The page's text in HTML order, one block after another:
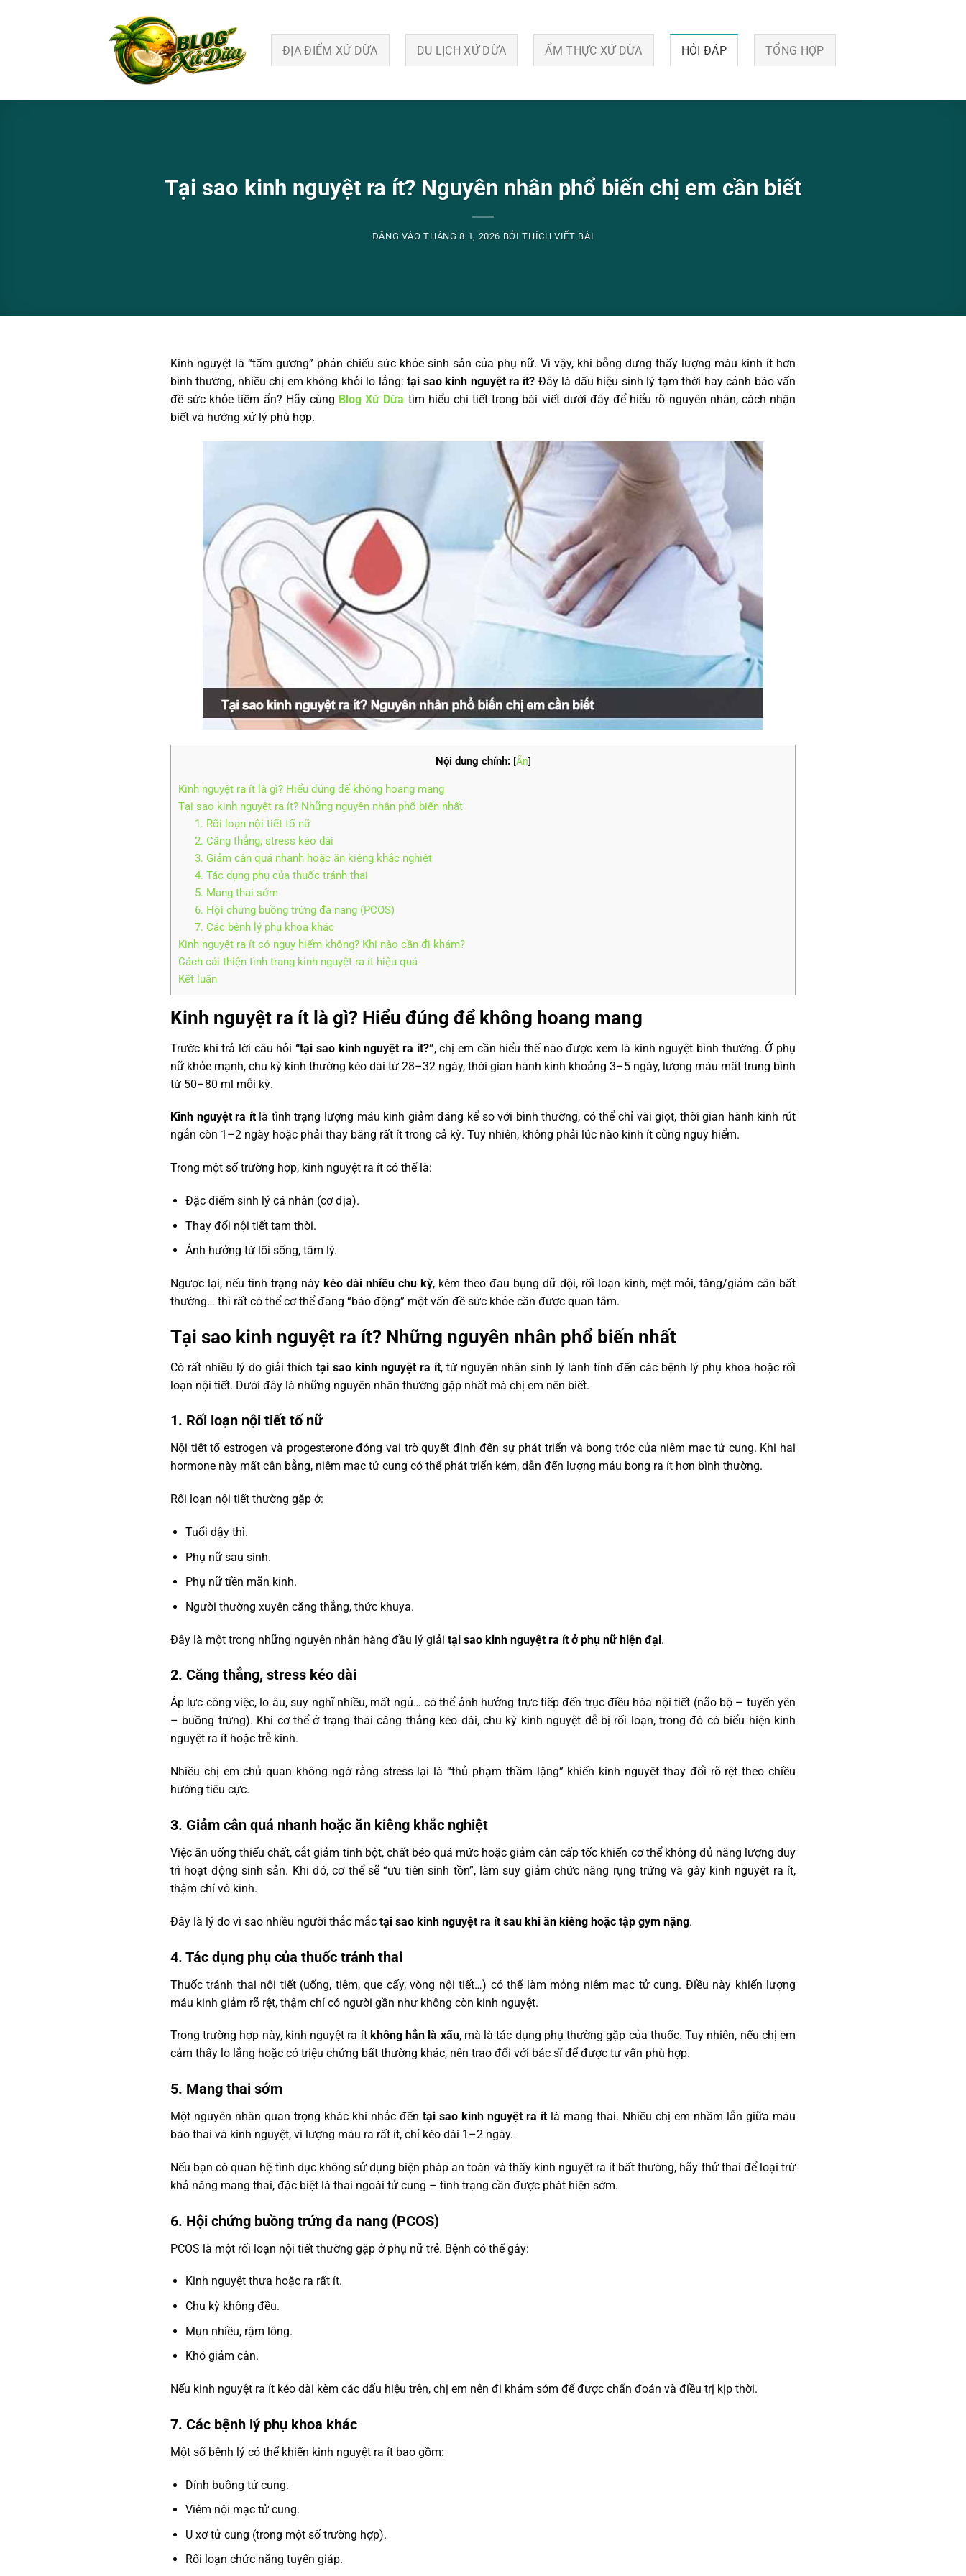
ĐỊA ĐIỂM XỨ DỪA DU LỊCH XỨ DỪA ẨM THỰC XỨ DỪA HỎI ĐÁP TỔNG HỢP
Tại sao kinh nguyệt ra ít? Nguyên nhân phổ biến chị em cần biết
ĐĂNG VÀOTHÁNG 8 1, 2026 BỞITHÍCH VIẾT BÀI
Kinh nguyệt là “tấm gương” phản chiếu sức khỏe sinh sản của phụ nữ. Vì vậy, khi bỗng dưng thấy lượng máu kinh ít hơn
bình thường, nhiều chị em không khỏi lo lắng:tại sao kinh nguyệt ra ít? Đây là dấu hiệu sinh lý tạm thời hay cảnh báo vấn
đề sức khỏe tiềm ẩn? Hãy cùng Blog Xứ Dừa tìm hiểu chi tiết trong bài viết dưới đây để hiểu rõ nguyên nhân, cách nhận
biết và hướng xử lý phù hợp.
Nội dung chính: [Ẩn]
Kinh nguyệt ra ít là gì? Hiểu đúng để không hoang mang
Tại sao kinh nguyệt ra ít? Những nguyên nhân phổ biến nhất
1. Rối loạn nội tiết tố nữ
2. Căng thẳng, stress kéo dài
3. Giảm cân quá nhanh hoặc ăn kiêng khắc nghiệt
4. Tác dụng phụ của thuốc tránh thai
5. Mang thai sớm
6. Hội chứng buồng trứng đa nang (PCOS)
7. Các bệnh lý phụ khoa khác
Kinh nguyệt ra ít có nguy hiểm không? Khi nào cần đi khám?
Cách cải thiện tình trạng kinh nguyệt ra ít hiệu quả
Kết luận
Kinh nguyệt ra ít là gì? Hiểu đúng để không hoang mang
Trước khi trả lời câu hỏi“tại sao kinh nguyệt ra ít?”, chị em cần hiểu thế nào được xem là kinh nguyệt bình thường. Ở phụ
nữ khỏe mạnh, chu kỳ kinh thường kéo dài từ 28–32 ngày, thời gian hành kinh khoảng 3–5 ngày, lượng máu mất trung bình
từ 50–80 ml mỗi kỳ.
Kinh nguyệt ra ítlà tình trạng lượng máu kinh giảm đáng kể so với bình thường, có thể chỉ vài giọt, thời gian hành kinh rút
ngắn còn 1–2 ngày hoặc phải thay băng rất ít trong cả kỳ. Tuy nhiên, không phải lúc nào kinh ít cũng nguy hiểm.
Trong một số trường hợp, kinh nguyệt ra ít có thể là:
Đặc điểm sinh lý cá nhân (cơ địa).
Thay đổi nội tiết tạm thời.
Ảnh hưởng từ lối sống, tâm lý.
Ngược lại, nếu tình trạng này kéo dài nhiều chu kỳ, kèm theo đau bụng dữ dội, rối loạn kinh, mệt mỏi, tăng/giảm cân bất
thường… thì rất có thể cơ thể đang “báo động” một vấn đề sức khỏe cần được quan tâm.
Tại sao kinh nguyệt ra ít? Những nguyên nhân phổ biến nhất
Có rất nhiều lý do giải thích tại sao kinh nguyệt ra ít, từ nguyên nhân sinh lý lành tính đến các bệnh lý phụ khoa hoặc rối
loạn nội tiết. Dưới đây là những nguyên nhân thường gặp nhất mà chị em nên biết.
1. Rối loạn nội tiết tố nữ
Nội tiết tố estrogen và progesterone đóng vai trò quyết định đến sự phát triển và bong tróc của niêm mạc tử cung. Khi hai
hormone này mất cân bằng, niêm mạc tử cung có thể phát triển kém, dẫn đến lượng máu bong ra ít hơn bình thường.
Rối loạn nội tiết thường gặp ở:
Tuổi dậy thì.
Phụ nữ sau sinh.
Phụ nữ tiền mãn kinh.
Người thường xuyên căng thẳng, thức khuya.
Đây là một trong những nguyên nhân hàng đầu lý giải tại sao kinh nguyệt ra ít ở phụ nữ hiện đại.
2. Căng thẳng, stress kéo dài
Áp lực công việc, lo âu, suy nghĩ nhiều, mất ngủ… có thể ảnh hưởng trực tiếp đến trục điều hòa nội tiết (não bộ – tuyến yên
– buồng trứng). Khi cơ thể ở trạng thái căng thẳng kéo dài, chu kỳ kinh nguyệt dễ bị rối loạn, trong đó có biểu hiện kinh
nguyệt ra ít hoặc trễ kinh.
Nhiều chị em chủ quan không ngờ rằng stress lại là “thủ phạm thầm lặng” khiến kinh nguyệt thay đổi rõ rệt theo chiều
hướng tiêu cực.
3. Giảm cân quá nhanh hoặc ăn kiêng khắc nghiệt
Việc ăn uống thiếu chất, cắt giảm tinh bột, chất béo quá mức hoặc giảm cân cấp tốc khiến cơ thể không đủ năng lượng duy
trì hoạt động sinh sản. Khi đó, cơ thể sẽ “ưu tiên sinh tồn”, làm suy giảm chức năng rụng trứng và gây kinh nguyệt ra ít,
thậm chí vô kinh.
Đây là lý do vì sao nhiều người thắc mắc tại sao kinh nguyệt ra ít sau khi ăn kiêng hoặc tập gym nặng.
4. Tác dụng phụ của thuốc tránh thai
Thuốc tránh thai nội tiết (uống, tiêm, que cấy, vòng nội tiết…) có thể làm mỏng niêm mạc tử cung. Điều này khiến lượng
máu kinh giảm rõ rệt, thậm chí có người gần như không còn kinh nguyệt.
Trong trường hợp này, kinh nguyệt ra ít không hẳn là xấu, mà là tác dụng phụ thường gặp của thuốc. Tuy nhiên, nếu chị em
cảm thấy lo lắng hoặc có triệu chứng bất thường khác, nên trao đổi với bác sĩ để được tư vấn phù hợp.
5. Mang thai sớm
Một nguyên nhân quan trọng khác khi nhắc đến tại sao kinh nguyệt ra ít là mang thai. Nhiều chị em nhầm lẫn giữa máu
báo thai và kinh nguyệt, vì lượng máu ra rất ít, chỉ kéo dài 1–2 ngày.
Nếu bạn có quan hệ tình dục không sử dụng biện pháp an toàn và thấy kinh nguyệt ra ít bất thường, hãy thử thai để loại trừ
khả năng mang thai, đặc biệt là thai ngoài tử cung – tình trạng cần được phát hiện sớm.
6. Hội chứng buồng trứng đa nang (PCOS)
PCOS là một rối loạn nội tiết thường gặp ở phụ nữ trẻ. Bệnh có thể gây:
Kinh nguyệt thưa hoặc ra rất ít.
Chu kỳ không đều.
Mụn nhiều, rậm lông.
Khó giảm cân.
Nếu kinh nguyệt ra ít kéo dài kèm các dấu hiệu trên, chị em nên đi khám sớm để được chẩn đoán và điều trị kịp thời.
7. Các bệnh lý phụ khoa khác
Một số bệnh lý có thể khiến kinh nguyệt ra ít bao gồm:
Dính buồng tử cung.
Viêm nội mạc tử cung.
U xơ tử cung (trong một số trường hợp).
Rối loạn chức năng tuyến giáp.